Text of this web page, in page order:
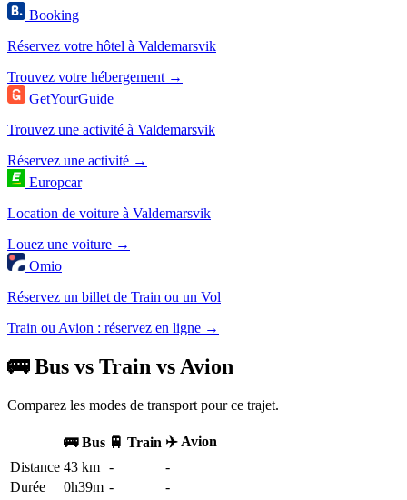
Booking
Réservez votre hôtel à Valdemarsvik
Trouvez votre hébergement →
GetYourGuide
Trouvez une activité à Valdemarsvik
Réservez une activité →
Europcar
Location de voiture à Valdemarsvik
Louez une voiture →
Omio
Réservez un billet de Train ou un Vol
Train ou Avion : réservez en ligne →
🚌 Bus vs Train vs Avion
Comparez les modes de transport pour ce trajet.
🚌 Bus 🚆 Train ✈️ Avion
Distance 43 km -
-
Durée
0h39m -
-